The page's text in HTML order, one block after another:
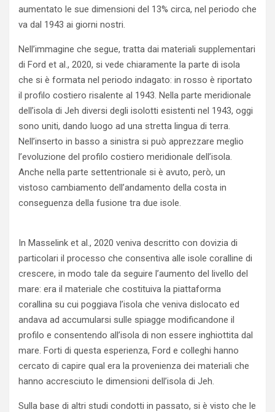
aumentato le sue dimensioni del 13% circa, nel periodo che
va dal 1943 ai giorni nostri.
Nell’immagine che segue, tratta dai materiali supplementari
di Ford et al., 2020, si vede chiaramente la parte di isola
che si è formata nel periodo indagato: in rosso è riportato
il profilo costiero risalente al 1943. Nella parte meridionale
dell’isola di Jeh diversi degli isolotti esistenti nel 1943, oggi
sono uniti, dando luogo ad una stretta lingua di terra.
Nell’inserto in basso a sinistra si può apprezzare meglio
l’evoluzione del profilo costiero meridionale dell’isola.
Anche nella parte settentrionale si è avuto, però, un
vistoso cambiamento dell’andamento della costa in
conseguenza della fusione tra due isole.
In Masselink et al., 2020 veniva descritto con dovizia di
particolari il processo che consentiva alle isole coralline di
crescere, in modo tale da seguire l’aumento del livello del
mare: era il materiale che costituiva la piattaforma
corallina su cui poggiava l’isola che veniva dislocato ed
andava ad accumularsi sulle spiagge modificandone il
profilo e consentendo all’isola di non essere inghiottita dal
mare. Forti di questa esperienza, Ford e colleghi hanno
cercato di capire qual era la provenienza dei materiali che
hanno accresciuto le dimensioni dell’isola di Jeh.
Sulla base di altri studi condotti in passato, si è visto che le